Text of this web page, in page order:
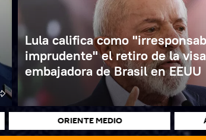
Lula califica como
imprudente" el retiro de la
embajadora de Brasil en EEUU
ORIENTE MEDIO